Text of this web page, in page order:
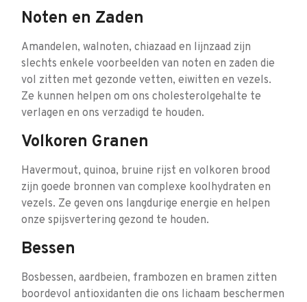
Noten en Zaden
Amandelen, walnoten, chiazaad en lijnzaad zijn
slechts enkele voorbeelden van noten en zaden die
vol zitten met gezonde vetten, eiwitten en vezels.
Ze kunnen helpen om ons cholesterolgehalte te
verlagen en ons verzadigd te houden.
Volkoren Granen
Havermout, quinoa, bruine rijst en volkoren brood
zijn goede bronnen van complexe koolhydraten en
vezels. Ze geven ons langdurige energie en helpen
onze spijsvertering gezond te houden.
Bessen
Bosbessen, aardbeien, frambozen en bramen zitten
boordevol antioxidanten die ons lichaam beschermen